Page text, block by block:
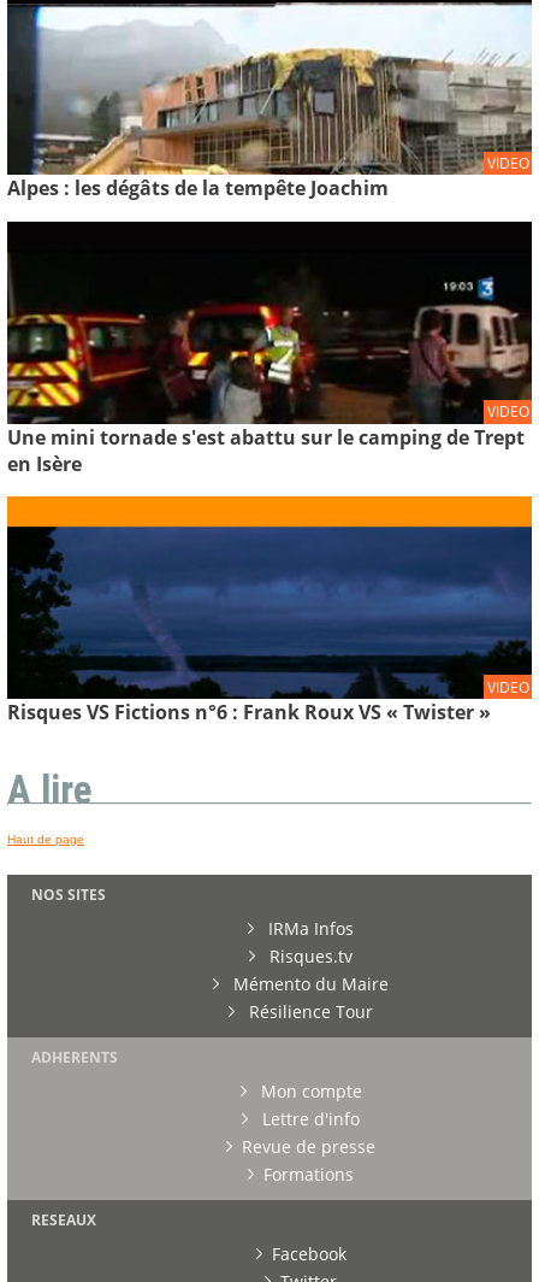
VIDEO
Alpes : les dégâts de la tempête Joachim
VIDEO
Une mini tornade s'est abattu sur le camping de Trept
en Isère
VIDEO
Risques VS Fictions n°6 : Frank Roux VS « Twister »
A lire
Haut de page
NOS SITES
IRMa Infos
Risques.tv
Mémento du Maire
Résilience Tour
ADHERENTS
Mon compte
Lettre d'info
Revue de presse
Formations
RESEAUX
Facebook